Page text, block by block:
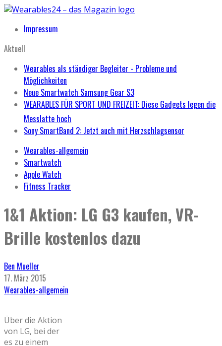
Impressum
Aktuell
Wearables als ständiger Begleiter - Probleme und
Möglichkeiten
Neue Smartwatch Samsung Gear S3
WEARABLES FÜR SPORT UND FREIZEIT: Diese Gadgets legen die
Messlatte hoch
Sony SmartBand 2: Jetzt auch mit Herzschlagsensor
Wearables-allgemein
Smartwatch
Apple Watch
Fitness Tracker
1&1 Aktion: LG G3 kaufen, VR-
Brille kostenlos dazu
Ben Mueller
17. März 2015
Wearables-allgemein
Über die Aktion
von LG, bei der
es zu einem